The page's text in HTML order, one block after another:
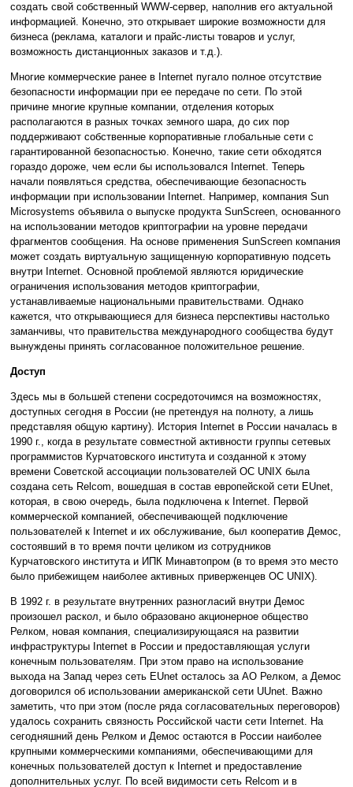
создать свой собственный WWW-сервер, наполнив его актуальной
информацией. Конечно, это открывает широкие возможности для
бизнеса (реклама, каталоги и прайс-листы товаров и услуг,
возможность дистанционных заказов и т.д.).
Многие коммерческие ранее в Internet пугало полное отсутствие
безопасности информации при ее передаче по сети. По этой
причине многие крупные компании, отделения которых
располагаются в разных точках земного шара, до сих пор
поддерживают собственные корпоративные глобальные сети с
гарантированной безопасностью. Конечно, такие сети обходятся
гораздо дороже, чем если бы использовался Internet. Теперь
начали появляться средства, обеспечивающие безопасность
информации при использовании Internet. Например, компания Sun
Microsystems объявила о выпуске продукта SunScreen, основанного
на использовании методов криптографии на уровне передачи
фрагментов сообщения. На основе применения SunScreen компания
может создать виртуальную защищенную корпоративную подсеть
внутри Internet. Основной проблемой являются юридические
ограничения использования методов криптографии,
устанавливаемые национальными правительствами. Однако
кажется, что открывающиеся для бизнеса перспективы настолько
заманчивы, что правительства международного сообщества будут
вынуждены принять согласованное положительное решение.
Доступ
Здесь мы в большей степени сосредоточимся на возможностях,
доступных сегодня в России (не претендуя на полноту, а лишь
представляя общую картину). История Internet в России началась в
1990 г., когда в результате совместной активности группы сетевых
программистов Курчатовского института и созданной к этому
времени Советской ассоциации пользователей ОС UNIX была
создана сеть Relcom, вошедшая в состав европейской сети EUnet,
которая, в свою очередь, была подключена к Internet. Первой
коммерческой компанией, обеспечивающей подключение
пользователей к Internet и их обслуживание, был кооператив Демос,
состоявший в то время почти целиком из сотрудников
Курчатовского института и ИПК Минавтопром (в то время это место
было прибежищем наиболее активных приверженцев ОС UNIX).
В 1992 г. в результате внутренних разногласий внутри Демос
произошел раскол, и было образовано акционерное общество
Релком, новая компания, специализирующаяся на развитии
инфраструктуры Internet в России и предоставляющая услуги
конечным пользователям. При этом право на использование
выхода на Запад через сеть EUnet осталось за АО Релком, а Демос
договорился об использовании американской сети UUnet. Важно
заметить, что при этом (после ряда согласовательных переговоров)
удалось сохранить связность Российской части сети Internet. На
сегодняшний день Релком и Демос остаются в России наиболее
крупными коммерческими компаниями, обеспечивающими для
конечных пользователей доступ к Internet и предоставление
дополнительных услуг. По всей видимости сеть Relcom и в